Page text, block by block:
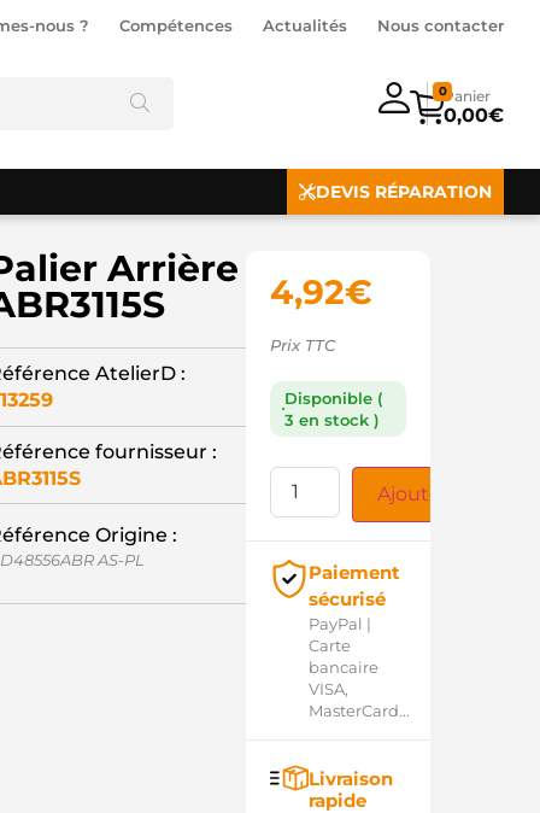
nous ? Compétences Actualités Nous contacter
0,00€
0
DEVIS RÉPARATION
Arrière
AtelierD :
fournisseur :
Origine :
AS-PL
4,92€
Prix TTC
Disponible (
3 en stock )
Ajouter au
Paiement
sécurisé
PayPal |
Carte
bancaire
VISA,
MasterCard...
Livraison
rapide